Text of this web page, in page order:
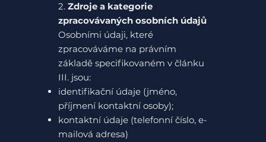
2. Zdroje a kategorie
zpracovávaných osobních údajů
Osobními údaji, které
zpracováváme na právním
základě specifikovaném v článku
III. jsou:
identifikační údaje (jméno,
příjmení kontaktní osoby);
kontaktní údaje (telefonní číslo, e-
mailová adresa)